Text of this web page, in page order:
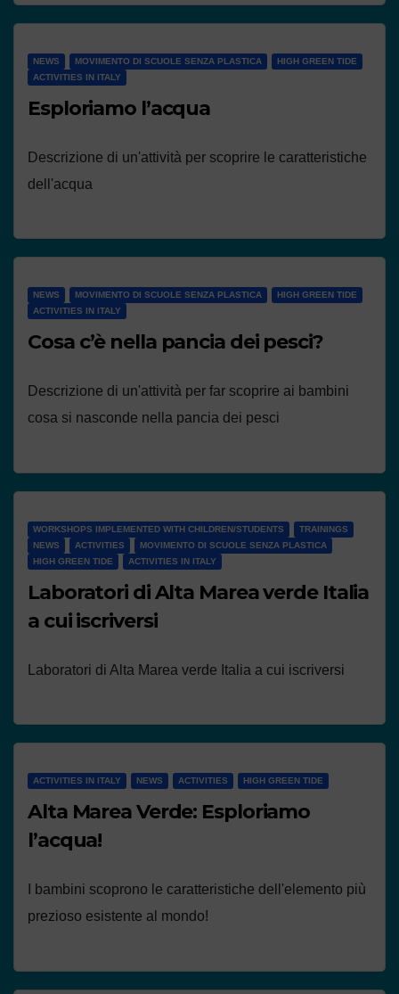
NEWS MOVIMENTO DI SCUOLE SENZA PLASTICA
HIGH GREEN TIDE
ACTIVITIES IN ITALY
Esploriamo l’acqua
Descrizione di un'attività per scoprire le caratteristiche
dell'acqua
NEWS MOVIMENTO DI SCUOLE SENZA PLASTICA
HIGH GREEN TIDE
ACTIVITIES IN ITALY
Cosa c’è nella pancia dei pesci?
Descrizione di un'attività per far scoprire ai bambini
cosa si nasconde nella pancia dei pesci
WORKSHOPS IMPLEMENTED WITH CHILDREN/STUDENTS
TRAININGS
NEWS
ACTIVITIES
MOVIMENTO DI SCUOLE SENZA PLASTICA
HIGH GREEN TIDE
ACTIVITIES IN ITALY
Laboratori di Alta Marea verde Italia
a cui iscriversi
Laboratori di Alta Marea verde Italia a cui iscriversi
ACTIVITIES IN ITALY NEWS ACTIVITIES HIGH GREEN TIDE
Alta Marea Verde: Esploriamo
l’acqua!
I bambini scoprono le caratteristiche dell'elemento più
prezioso esistente al mondo!